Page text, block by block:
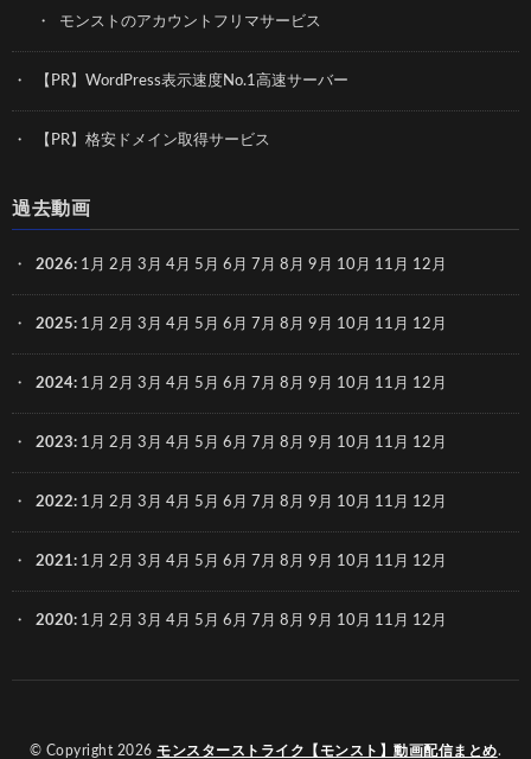
モンストのアカウントフリマサービス
【PR】WordPress表示速度No.1高速サーバー
【PR】格安ドメイン取得サービス
過去動画
2026: 1月 2月 3月 4月 5月 6月 7月 8月 9月 10月 11月 12月
2025: 1月 2月 3月 4月 5月 6月 7月 8月 9月 10月 11月 12月
2024: 1月 2月 3月 4月 5月 6月 7月 8月 9月 10月 11月 12月
2023: 1月 2月 3月 4月 5月 6月 7月 8月 9月 10月 11月 12月
2022: 1月 2月 3月 4月 5月 6月 7月 8月 9月 10月 11月 12月
2021: 1月 2月 3月 4月 5月 6月 7月 8月 9月 10月 11月 12月
2020: 1月 2月 3月 4月 5月 6月 7月 8月 9月 10月 11月 12月
© Copyright 2026 モンスターストライク【モンスト】動画配信まとめ.